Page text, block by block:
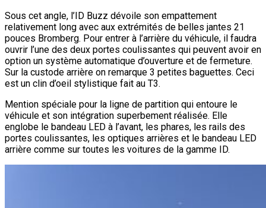
Sous cet angle, l’ID Buzz dévoile son empattement
relativement long avec aux extrémités de belles jantes 21
pouces Bromberg. Pour entrer à l’arrière du véhicule, il faudra
ouvrir l’une des deux portes coulissantes qui peuvent avoir en
option un système automatique d’ouverture et de fermeture.
Sur la custode arrière on remarque 3 petites baguettes. Ceci
est un clin d’oeil stylistique fait au T3.
Mention spéciale pour la ligne de partition qui entoure le
véhicule et son intégration superbement réalisée. Elle
englobe le bandeau LED à l’avant, les phares, les rails des
portes coulissantes, les optiques arrières et le bandeau LED
arrière comme sur toutes les voitures de la gamme ID.